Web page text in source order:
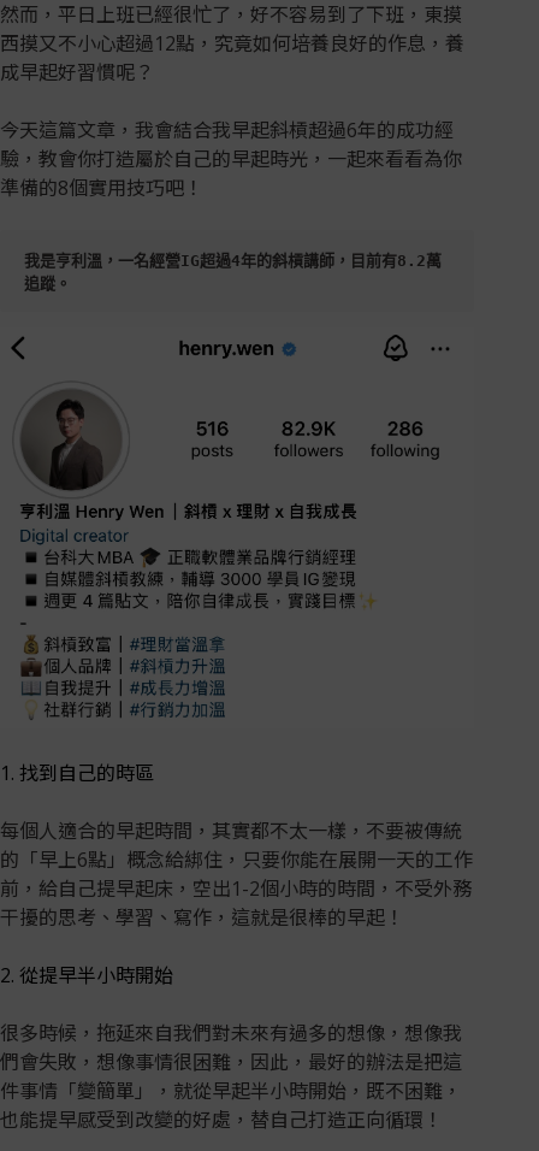
然而，平日上班已經很忙了，好不容易到了下班，東摸
西摸又不小心超過12點，究竟如何培養良好的作息，養
成早起好習慣呢？
今天這篇文章，我會結合我早起斜槓超過6年的成功經
驗，教會你打造屬於自己的早起時光，一起來看看為你
準備的8個實用技巧吧！
我是亨利溫，一名經營IG超過4年的斜槓講師，目前有8.2萬
追蹤。
1. 找到自己的時區
每個人適合的早起時間，其實都不太一樣，不要被傳統
的「早上6點」概念給綁住，只要你能在展開一天的工作
前，給自己提早起床，空出1-2個小時的時間，不受外務
干擾的思考、學習、寫作，這就是很棒的早起！
2. 從提早半小時開始
很多時候，拖延來自我們對未來有過多的想像，想像我
們會失敗，想像事情很困難，因此，最好的辦法是把這
件事情「變簡單」，就從早起半小時開始，既不困難，
也能提早感受到改變的好處，替自己打造正向循環！